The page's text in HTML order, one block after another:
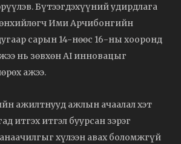
Бүтээгдэхүүний удирдлага
Ими Арчибонгийн
сарын 14-нөөс 16-ны хооронд
нь зөвхөн AI инновацыг
ажээ.
ажилтнууд ажлын ачаалал хэт
итгэх итгэл буурсан зэрэг
хүлээн авах боломжгүй